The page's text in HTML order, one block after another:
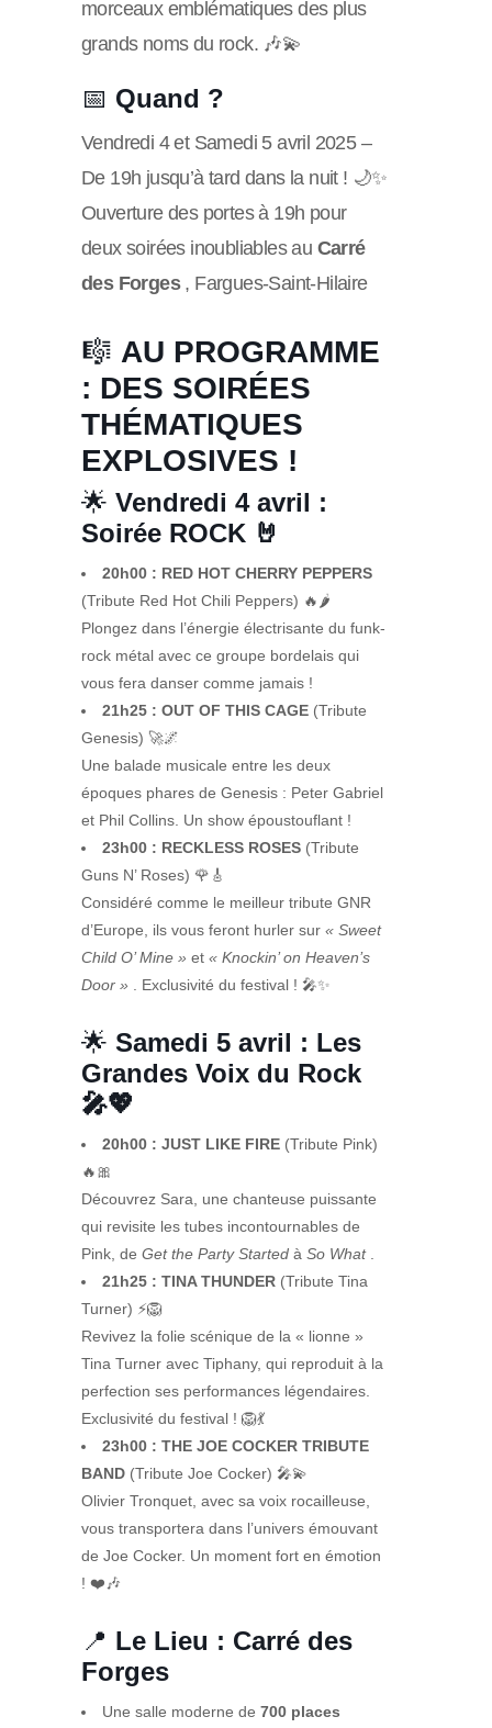
morceaux emblématiques des plus
grands noms du rock. 🎶💫
📅 Quand ?
Vendredi 4 et Samedi 5 avril 2025 –
De 19h jusqu’à tard dans la nuit ! 🌙✨
Ouverture des portes à 19h pour
deux soirées inoubliables au Carré
des Forges , Fargues-Saint-Hilaire
🎼 AU PROGRAMME
: DES SOIRÉES
THÉMATIQUES
EXPLOSIVES !
🌟 Vendredi 4 avril :
Soirée ROCK 🤘
20h00 : RED HOT CHERRY PEPPERS
(Tribute Red Hot Chili Peppers) 🔥🌶️
Plongez dans l’énergie électrisante du funk-
rock métal avec ce groupe bordelais qui
vous fera danser comme jamais !
21h25 : OUT OF THIS CAGE (Tribute
Genesis) 🚀🌌
Une balade musicale entre les deux
époques phares de Genesis : Peter Gabriel
et Phil Collins. Un show époustouflant !
23h00 : RECKLESS ROSES (Tribute
Guns N’ Roses) 🌹🎸
Considéré comme le meilleur tribute GNR
d’Europe, ils vous feront hurler sur « Sweet
Child O’ Mine » et « Knockin’ on Heaven’s
Door »
. Exclusivité du festival ! 🎤✨
🌟 Samedi 5 avril : Les
Grandes Voix du Rock
🎤💖
20h00 : JUST LIKE FIRE (Tribute Pink)
🔥🎀
Découvrez Sara, une chanteuse puissante
qui revisite les tubes incontournables de
Pink, de Get the Party Started à So What
21h25 : TINA THUNDER (Tribute Tina
Turner) ⚡🦁
Revivez la folie scénique de la « lionne »
Tina Turner avec Tiphany, qui reproduit à la
perfection ses performances légendaires.
Exclusivité du festival ! 🦁💃
23h00 : THE JOE COCKER TRIBUTE
BAND (Tribute Joe Cocker) 🎤💫
Olivier Tronquet, avec sa voix rocailleuse,
vous transportera dans l’univers émouvant
de Joe Cocker. Un moment fort en émotion
! ❤️🎶
📍 Le Lieu : Carré des
Forges
Une salle moderne de 700 places